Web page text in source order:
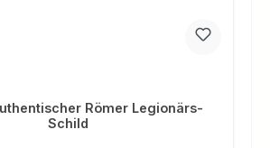
Römer Legionärs-
Schild